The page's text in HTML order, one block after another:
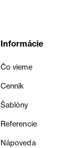
Informácie
Čo vieme
Cenník
Šablóny
Referencie
Nápoveda